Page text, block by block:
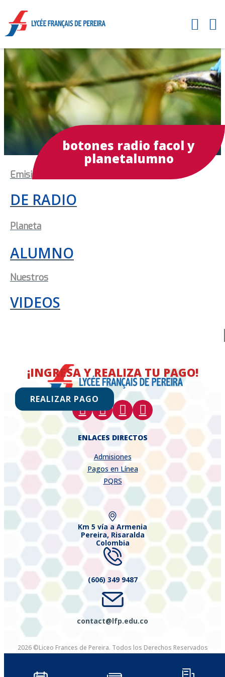
botones radio facol y
planetalumno
Emisiones
DE RADIO
Planeta
ALUMNO
Nuestros
VIDEOS
ENLACES DIRECTOS
Admisiones
Pagos en Línea
PQRS
Km 5 vía a Armenia
Pereira, Risaralda
Colombia
(606) 349 9487
contact@lfp.edu.co
2026 ©Liceo Frances de Pereira. Todos los Derechos Reservados
¡INGRESA Y REALIZA TU PAGO!
REALIZAR PAGO